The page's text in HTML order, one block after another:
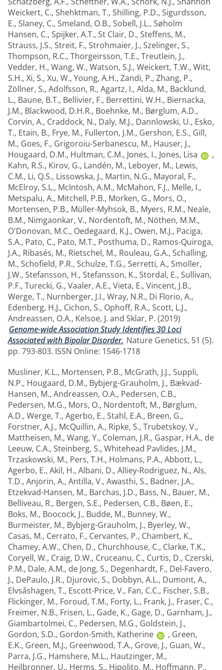
Weickert, C., Shehktman, T., Shilling, P.D., Sigurdsson,
E., Slaney, C., Smeland, O.B., Sobell, J.L., Søholm
Hansen, C., Spijker, A.T., St Clair, D., Steffens, M.,
Strauss, J.S., Streit, F., Strohmaier, J., Szelinger, S.,
Thompson, R.C., Thorgeirsson, T.E., Treutlein, J.,
Vedder, H., Wang, W., Watson, S.J., Weickert, T.W., Witt,
S.H., Xi, S., Xu, W., Young, A.H., Zandi, P., Zhang, P.,
Zöllner, S., Adolfsson, R., Agartz, I., Alda, M., Backlund,
L., Baune, B.T., Bellivier, F., Berrettini, W.H., Biernacka,
J.M., Blackwood, D.H.R., Boehnke, M., Børglum, A.D.,
Corvin, A., Craddock, N., Daly, M.J., Dannlowski, U., Esko,
T., Etain, B., Frye, M., Fullerton, J.M., Gershon, E.S., Gill,
M., Goes, F., Grigoroiu-Serbanescu, M., Hauser, J.,
Hougaard, D.M., Hultman, C.M., Jones, I., Jones, Lisa
,
Kahn, R.S., Kirov, G., Landén, M., Leboyer, M., Lewis,
C.M., Li, Q.S., Lissowska, J., Martin, N.G., Mayoral, F.,
McElroy, S.L., McIntosh, A.M., McMahon, F.J., Melle, I.,
Metspalu, A., Mitchell, P.B., Morken, G., Mors, O.,
Mortensen, P.B., Müller-Myhsok, B., Myers, R.M., Neale,
B.M., Nimgaonkar, V., Nordentoft, M., Nöthen, M.M.,
O'Donovan, M.C., Oedegaard, K.J., Owen, M.J., Paciga,
S.A., Pato, C., Pato, M.T., Posthuma, D., Ramos-Quiroga,
J.A., Ribasés, M., Rietschel, M., Rouleau, G.A., Schalling,
M., Schofield, P.R., Schulze, T.G., Serretti, A., Smoller,
J.W., Stefansson, H., Stefansson, K., Stordal, E., Sullivan,
P.F., Turecki, G., Vaaler, A.E., Vieta, E., Vincent, J.B.,
Werge, T., Nurnberger, J.I., Wray, N.R., Di Florio, A.,
Edenberg, H.J., Cichon, S., Ophoff, R.A., Scott, L.J.,
Andreassen, O.A., Kelsoe, J. and Sklar, P. (2019)
Genome-wide Association Study Identifies 30 Loci
Associated with Bipolar Disorder. Nature Genetics, 51 (5).
pp. 793-803. ISSN Online: 1546-1718
Musliner, K.L., Mortensen, P.B., McGrath, J.J., Suppli,
N.P., Hougaard, D.M., Bybjerg-Grauholm, J., Bækvad-
Hansen, M., Andreassen, O.A., Pedersen, C.B.,
Pedersen, M.G., Mors, O., Nordentoft, M., Børglum,
A.D., Werge, T., Agerbo, E., Stahl, E.A., Breen, G.,
Forstner, A.J., McQuillin, A., Ripke, S., Trubetskoy, V.,
Mattheisen, M., Wang, Y., Coleman, J.R., Gaspar, H.A., de
Leeuw, C.A., Steinberg, S., Whitehead Pavlides, J.M.,
Trzaskowski, M., Pers, T.H., Holmans, P.A., Abbott, L.,
Agerbo, E., Akil, H., Albani, D., Alliey-Rodriguez, N., Als,
T.D., Anjorin, A., Antilla, V., Awasthi, S., Badner, J.A.,
Etzekvad-Hansen, M., Barchas, J.D., Bass, N., Bauer, M.,
Belliveau, R., Bergen, S.E., Pedersen, C.B., Bøen, E.,
Boks, M., Boocock, J., Budde, M., Bunney, W.,
Burmeister, M., Bybjerg-Grauholm, J., Byerley, W.,
Casas, M., Cerrato, F., Cervantes, P., Chambert, K.,
Chamey, A.W., Chen, D., Churchhouse, C., Clarke, T.K.,
Coryell, W., Craig, D.W., Cruceanu, C., Curtis, D., Czerski,
P.M., Dale, A.M., de Jong, S., Degenhardt, F., Del-Favero,
J., DePaulo, J.R., Djurovic, S., Dobbyn, A.L., Dumont, A.,
Elvsåshagen, T., Escott-Price, V., Fan, C.C., Fischer, S.B.,
Flickinger, M., Foroud, T.M., Forty, L., Frank, J., Fraser, C.,
Freimer, N.B., Frisen, L., Gade, K., Gage, D., Garnham, J.,
Giambartolmei, C., Pedersen, M.G., Goldstein, J.,
Gordon, S.D., Gordon-Smith, Katherine , Green,
E.K., Green, M.J., Greenwood, T.A., Grove, J., Guan, W.,
Parra, J.G., Hamshere, M.L., Hautzinger, M.,
Heilbronner, U., Herms, S., Hipolito, M., Hoffmann, P.,